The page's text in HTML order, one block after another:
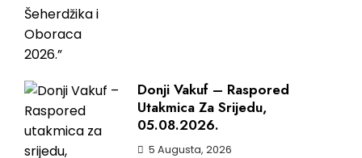
Donji Vakuf – Raspored
Utakmica Za Srijedu,
05.08.2026.
5 Augusta, 2026